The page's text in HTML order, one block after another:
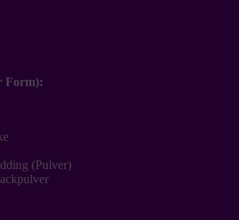
Form):
(Pulver)